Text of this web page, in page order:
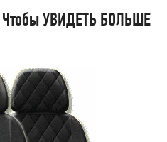
УВИДЕТЬ БОЛЬШЕ